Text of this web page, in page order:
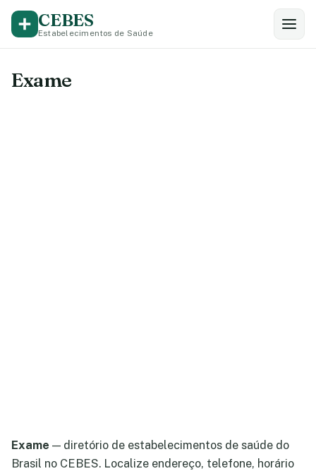
CEBES
Estabelecimentos de Saúde
Exame
Exame — diretório de estabelecimentos de saúde do
Brasil no CEBES. Localize endereço, telefone, horário